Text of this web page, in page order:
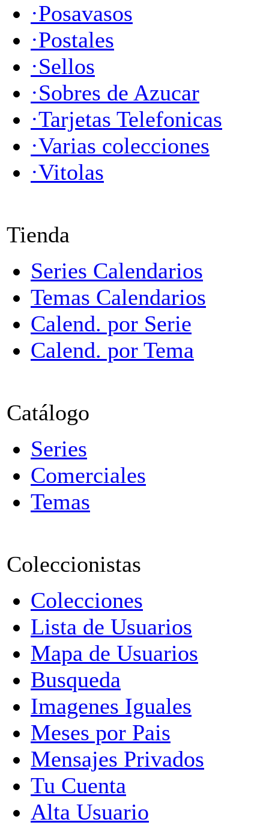
·Posavasos
·Postales
·Sellos
·Sobres de Azucar
·Tarjetas Telefonicas
·Varias colecciones
·Vitolas
Tienda
Series Calendarios
Temas Calendarios
Calend. por Serie
Calend. por Tema
Catálogo
Series
Comerciales
Temas
Coleccionistas
Colecciones
Lista de Usuarios
Mapa de Usuarios
Busqueda
Imagenes Iguales
Meses por Pais
Mensajes Privados
Tu Cuenta
Alta Usuario